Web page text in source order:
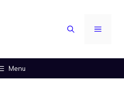
MENU
Menu